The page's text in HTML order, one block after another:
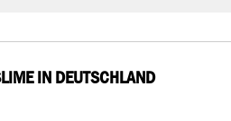
IN DEUTSCHLAND